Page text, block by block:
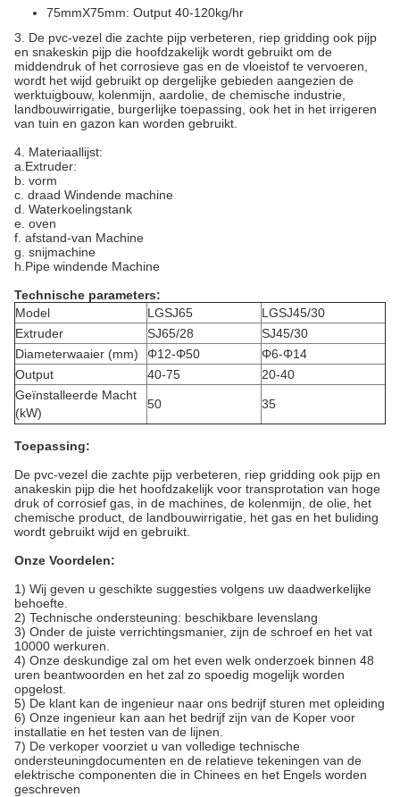
75mmX75mm: Output 40-120kg/hr
3. De pvc-vezel die zachte pijp verbeteren, riep gridding ook pijp
en snakeskin pijp die hoofdzakelijk wordt gebruikt om de
middendruk of het corrosieve gas en de vloeistof te vervoeren,
wordt het wijd gebruikt op dergelijke gebieden aangezien de
werktuigbouw, kolenmijn, aardolie, de chemische industrie,
landbouwirrigatie, burgerlijke toepassing, ook het in het irrigeren
van tuin en gazon kan worden gebruikt.
4. Materiaallijst:
a.Extruder:
b. vorm
c. draad Windende machine
d. Waterkoelingstank
e. oven
f. afstand-van Machine
g. snijmachine
h.Pipe windende Machine
Technische parameters:
Model
LGSJ65
LGSJ45/30
Extruder
SJ65/28
SJ45/30
Diameterwaaier (mm)
Φ12-Φ50
Φ6-Φ14
Output
40-75
20-40
Geïnstalleerde Macht
(kW)
50 35
Toepassing:
De pvc-vezel die zachte pijp verbeteren, riep gridding ook pijp en
anakeskin pijp die het hoofdzakelijk voor transprotation van hoge
druk of corrosief gas, in de machines, de kolenmijn, de olie, het
chemische product, de landbouwirrigatie, het gas en het buliding
wordt gebruikt wijd en gebruikt.
Onze Voordelen:
1) Wij geven u geschikte suggesties volgens uw daadwerkelijke
behoefte.
2) Technische ondersteuning: beschikbare levenslang
3) Onder de juiste verrichtingsmanier, zijn de schroef en het vat
10000 werkuren.
4) Onze deskundige zal om het even welk onderzoek binnen 48
uren beantwoorden en het zal zo spoedig mogelijk worden
opgelost.
5) De klant kan de ingenieur naar ons bedrijf sturen met opleiding
6) Onze ingenieur kan aan het bedrijf zijn van de Koper voor
installatie en het testen van de lijnen.
7) De verkoper voorziet u van volledige technische
ondersteuningdocumenten en de relatieve tekeningen van de
elektrische componenten die in Chinees en het Engels worden
geschreven